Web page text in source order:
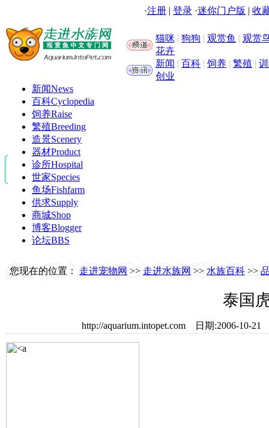
·注册 | 登录 ·迷你门户版 | 收
猫咪 | 狗狗 | 观赏鱼 | 观赏
花卉
新闻 | 百科 | 饲养 | 繁殖 |
创业
新闻News
百科Cyclopedia
饲养Raise
繁殖Breeding
造景Scenery
器材Product
诊所Hospital
世家Species
鱼场Fishfarm
供求Supply
商城Shop
博客Blogger
论坛BBS
您现在的位置： 走进宠物网 >> 走进水族网 >> 水族百科 >>
泰国
http://aquarium.intopet.com 日期:2006-